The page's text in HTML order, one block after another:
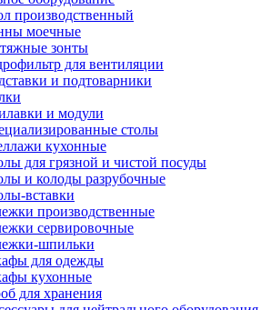
производственный
моечные
зонты
для вентиляции
и подтоварники
и модули
столы
кухонные
для грязной и чистой посуды
и колоды разрубочные
вставки
производственные
сервировочные
шпильки
для одежды
кухонные
для хранения